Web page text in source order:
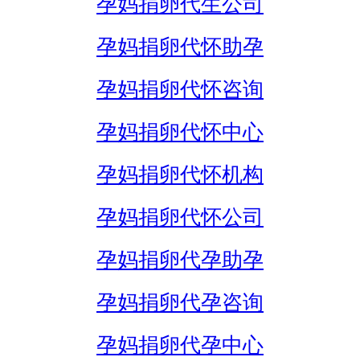
孕妈捐卵代怀助孕
孕妈捐卵代怀咨询
孕妈捐卵代怀中心
孕妈捐卵代怀机构
孕妈捐卵代怀公司
孕妈捐卵代孕助孕
孕妈捐卵代孕咨询
孕妈捐卵代孕中心